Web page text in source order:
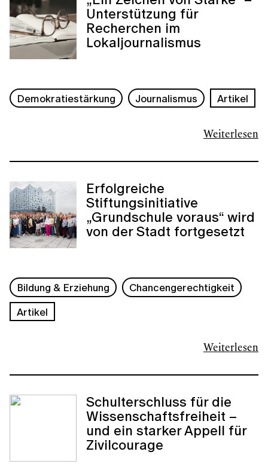
Unterstützung für
Recherchen im
Lokaljournalismus
Weiterlesen
Demokratiestärkung Journalismus Artikel
Erfolgreiche
Stiftungsinitiative
„Grundschule voraus“ wird
von der Stadt fortgesetzt
Weiterlesen
Bildung & Erziehung
Chancengerechtigkeit
Artikel
Schulterschluss für die
Wissenschaftsfreiheit –
und ein starker Appell für
Zivilcourage